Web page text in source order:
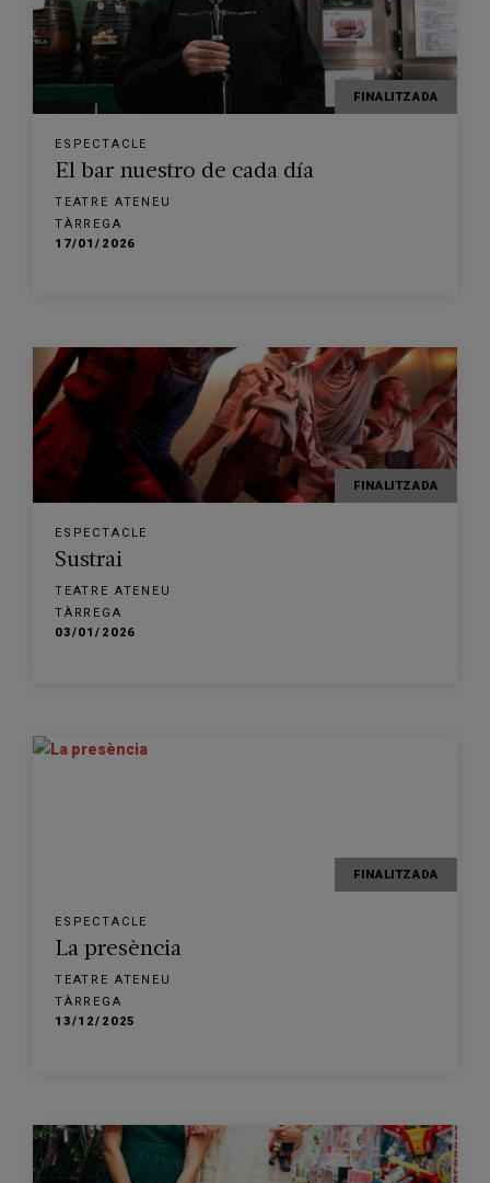
FINALITZADA
ESPECTACLE
El bar nuestro de cada día
TEATRE ATENEU
TÀRREGA
17/01/2026
FINALITZADA
ESPECTACLE
Sustrai
TEATRE ATENEU
TÀRREGA
03/01/2026
FINALITZADA
ESPECTACLE
La presència
TEATRE ATENEU
TÀRREGA
13/12/2025